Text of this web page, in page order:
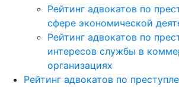
Рейтинг адвокатов по
сфере экономической
Рейтинг адвокатов по
интересов службы в
организациях
Рейтинг адвокатов по